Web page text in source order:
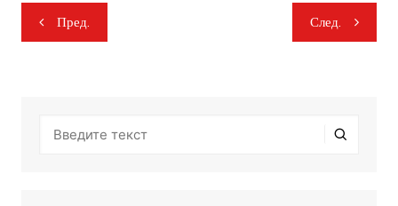
Навигация
по
Пред. След.